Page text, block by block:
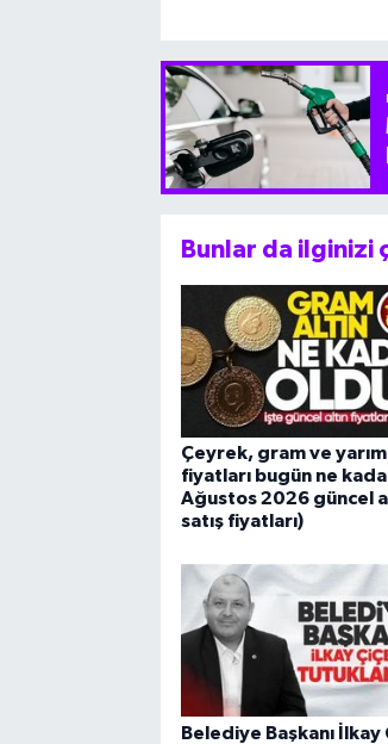
Bunlar da ilginizi
Çeyrek, gram ve yarım
fiyatları bugün ne
Ağustos 2026 güncel
satış fiyatları)
Belediye Başkanı İlkay